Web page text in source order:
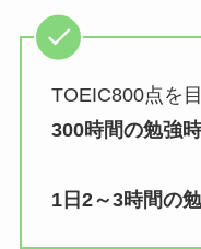
TOEIC800点を
300時間の勉強
1日2～3時間の